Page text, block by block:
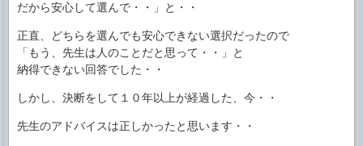
だから安心して選んで・・」と・・
正直、どちらを選んでも安心できない選択だったので
「もう、先生は人のことだと思って・・」と
納得できない回答でした・・
しかし、決断をして１０年以上が経過した、今・・
先生のアドバイスは正しかったと思います・・